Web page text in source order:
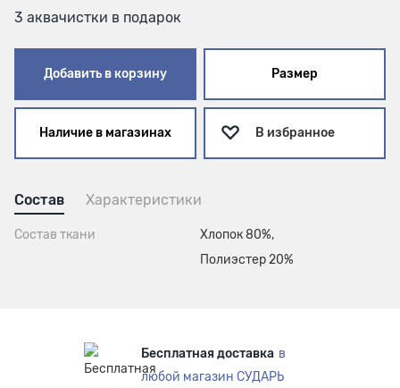
3 аквачистки в подарок
Добавить в корзину Размер
Наличие в магазинах В избранное
Состав Характеристики
Состав ткани
Хлопок 80%,
Полиэстер 20%
Бесплатная доставка в
любой магазин СУДАРЬ